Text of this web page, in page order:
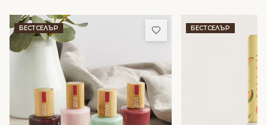
БЕСТСЕЛЪР Добави в любими
БЕСТСЕЛЪР